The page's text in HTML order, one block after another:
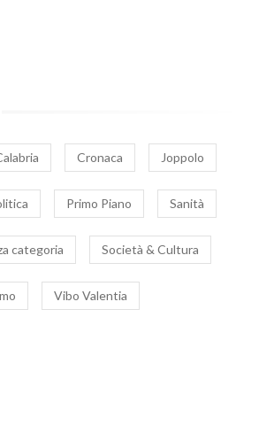
Cronaca Joppolo
Primo Piano Sanità
categoria Società & Cultura
Vibo Valentia